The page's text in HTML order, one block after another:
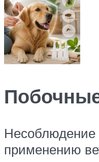
Несоблюдение
применению